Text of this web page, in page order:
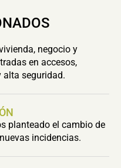
negocio y
en accesos,
alta seguridad.
planteado el cambio de
incidencias.